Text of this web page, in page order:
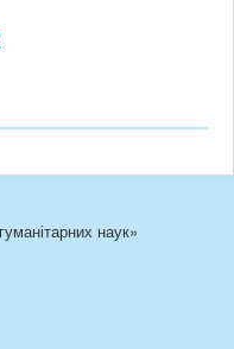
наук»